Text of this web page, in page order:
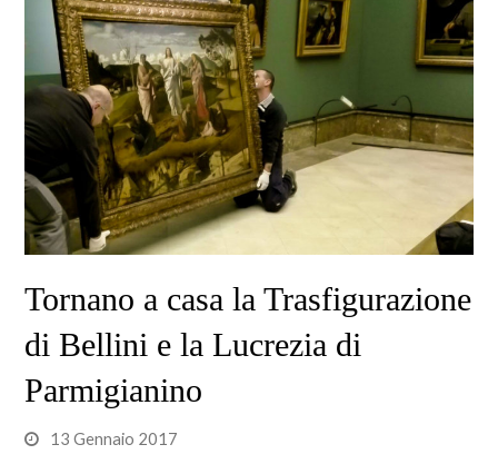
Tornano a casa la Trasfigurazione
di Bellini e la Lucrezia di
Parmigianino
13 Gennaio 2017